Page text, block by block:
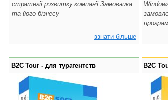
стратегії розвитку компанії Замовника
та його бізнесу
взнати більше
B2C Tour - для турагентств B2C